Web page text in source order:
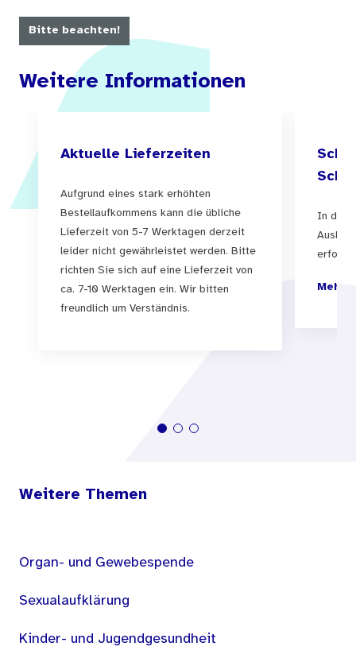
außerdem: Die Impfung ist wirksam und sicher.
Bei LIEBESLEBEN erfahren Eltern daher mehr
über die HPV-Impfung und erhalten Antworten
auf häufige Fragen, die es ihnen ermöglichen,
Gesundheit Ihres Kindes zu treffen.
Bitte beachten!
Weitere Informationen
Aktuelle Lieferzeiten
Aufgrund eines stark erhöhten
Bestellaufkommens kann die übliche
Lieferzeit von 5-7 Werktagen derzeit
leider nicht gewährleistet werden. Bitte
richten Sie sich auf eine Lieferzeit von
ca. 7-10 Werktagen ein. Wir bitten
freundlich um Verständnis.
In der
Mehr
Weitere Themen
Organ- und Gewebespende
Sexualaufklärung
Kinder- und Jugendgesundheit